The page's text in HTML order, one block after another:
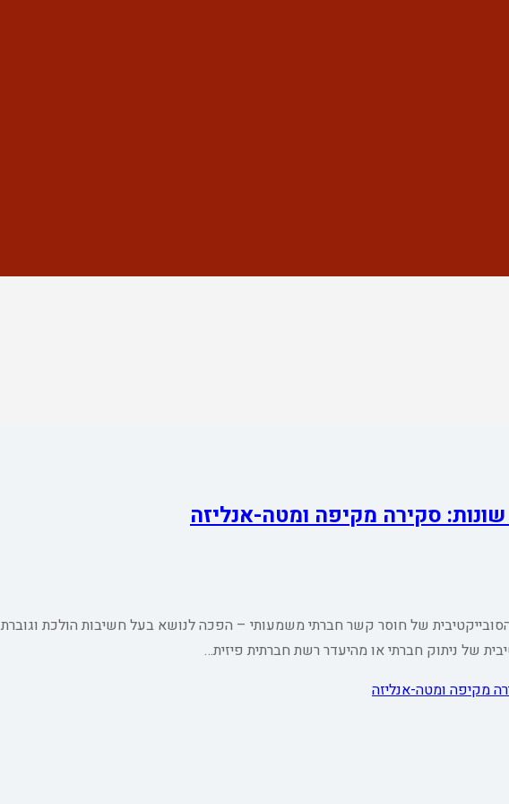
סקירה מקיפה ומטה-אנליזה
של חוסר קשר חברתי משמעותי – הפכה לנושא בעל חשיבות הולכת וגוברת
של ניתוק חברתי או מהיעדר רשת חברתית פיזית…
מקיפה ומטה-אנליזה